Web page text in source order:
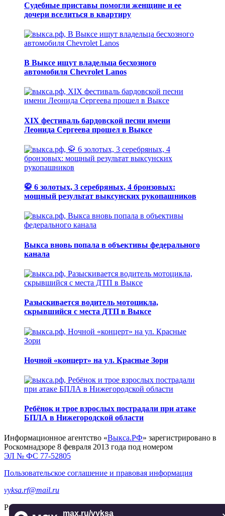
Судебные приставы помогли женщине и ее
дочери вселиться в квартиру
В Выксе ищут владельца бесхозного
автомобиля Chevrolet Lanos
XIX фестиваль бардовской песни имени
Леонида Сергеева прошел в Выксе
🥋 6 золотых, 3 серебряных, 4 бронзовых:
мощный результат выксунских рукопашников
Выкса вновь попала в объективы федерального
канала
Разыскивается водитель мотоцикла,
скрывшийся с места ДТП в Выксе
Ночной «концерт» на ул. Красные Зори
Ребёнок и трое взрослых пострадали при атаке
БПЛА в Нижегородской области
max.ru/vyksa
Информационное агентство «Выкса.РФ» зарегистрировано в
Роскомнадзоре 8 февраля 2013 года под номером
ЭЛ № ФС 77-52805
Пользовательское соглашение и правовая информация
vyksa.rf@mail.ru
Разработка и продвижение —